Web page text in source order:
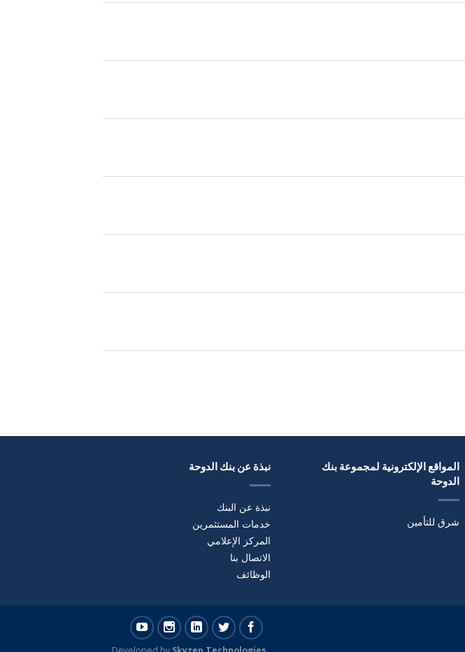
نبذة عن بنك الدوحة
نبذة عن البنك
خدمات المستثمرين
المركز الإعلامي
الاتصال بنا
الوظائف
المواقع الإلكترونية لمجموعة بنك
الدوحة
شرق للتأمين